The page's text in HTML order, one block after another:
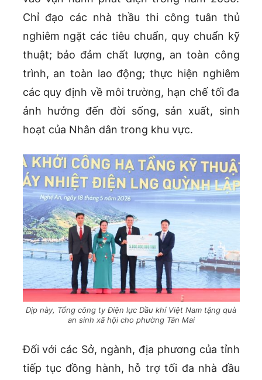
Chỉ đạo các nhà thầu thi công tuân thủ
nghiêm ngặt các tiêu chuẩn, quy chuẩn kỹ
thuật; bảo đảm chất lượng, an toàn công
trình, an toàn lao động; thực hiện nghiêm
các quy định về môi trường, hạn chế tối đa
ảnh hưởng đến đời sống, sản xuất, sinh
hoạt của Nhân dân trong khu vực.
Dịp này, Tổng công ty Điện lực Dầu khí Việt Nam tặng quà
an sinh xã hội cho phường Tân Mai
Đối với các Sở, ngành, địa phương của tỉnh
tiếp tục đồng hành, hỗ trợ tối đa nhà đầu